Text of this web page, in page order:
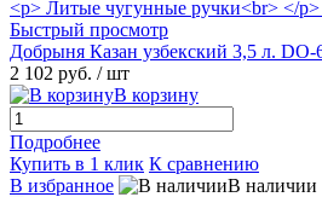
Быстрый просмотр
Добрыня Казан узбекский 3,5 л.
2 102 руб. / шт
В корзину
Подробнее
Купить в 1 клик К сравнению
В избранное
В наличии